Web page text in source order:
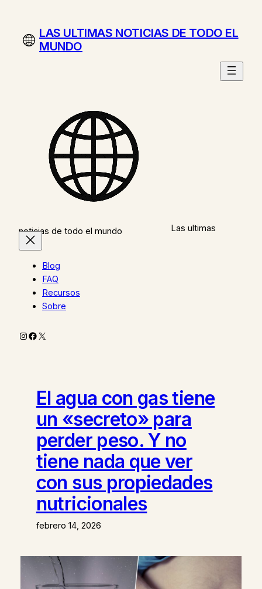
contenidoLAS ULTIMAS NOTICIAS DE TODO EL
MUNDO
Las ultimas
noticias de todo el mundo
Blog
FAQ
Recursos
Sobre
Instagram
Facebook
X
El agua con gas tiene
un «secreto» para
perder peso. Y no
tiene nada que ver
con sus propiedades
nutricionales
febrero 14, 2026